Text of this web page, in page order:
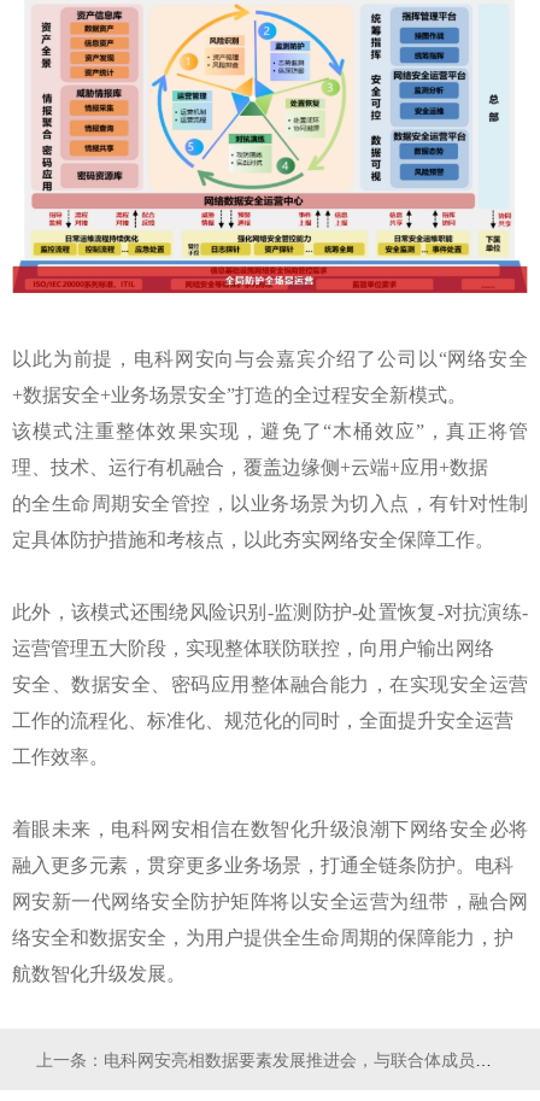
以此为前提，电科网安向与会嘉宾介绍了公司以“网络安全
+数据安全+业务场景安全”打造的全过程安全新模式。
该模式注重整体效果实现，避免了“木桶效应”，真正将管
理、技术、运行有机融合，覆盖边缘侧+云端+应用+数据
的全生命周期安全管控，以业务场景为切入点，有针对性制
定具体防护措施和考核点，以此夯实网络安全保障工作。
此外，该模式还围绕风险识别-监测防护-处置恢复-对抗演练-
运营管理五大阶段，实现整体联防联控，向用户输出网络
安全、数据安全、密码应用整体融合能力，在实现安全运营
工作的流程化、标准化、规范化的同时，全面提升安全运营
工作效率。
着眼未来，电科网安相信在数智化升级浪潮下网络安全必将
融入更多元素，贯穿更多业务场景，打通全链条防护。电科
网安新一代网络安全防护矩阵将以安全运营为纽带，融合网
络安全和数据安全，为用户提供全生命周期的保障能力，护
航数智化升级发展。